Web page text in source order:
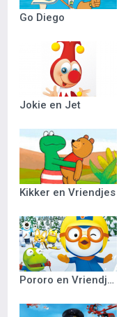
Go Diego
Jokie en Jet
Kikker en Vriendjes
Pororo en Vriendjes